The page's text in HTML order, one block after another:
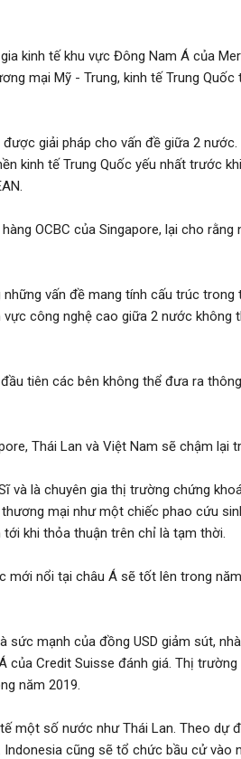
kinh tế khu vực Đông Nam Á của
mại Mỹ - Trung, kinh tế Trung
giải pháp cho vấn đề giữa 2
kinh tế Trung Quốc yếu nhất trước
OCBC của Singapore, lại cho rằng
vấn đề mang tính cấu trúc trong
vực công nghệ cao giữa 2 nước
tiên các bên không thể đưa ra
Thái Lan và Việt Nam sẽ chậm lại
và là chuyên gia thị trường chứng
mại như một chiếc phao cứu
khi thỏa thuận trên chỉ là tạm thời.
nổi tại châu Á sẽ tốt lên trong
sức mạnh của đồng USD giảm sút,
Credit Suisse đánh giá. Thị trường
năm 2019.
một số nước như Thái Lan. Theo dự
cũng sẽ tổ chức bầu cử vào